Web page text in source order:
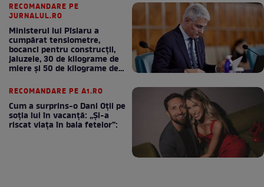
RECOMANDARE PE
JURNALUL.RO
Ministerul lui Pîslaru a
cumpărat tensiometre,
bocanci pentru construcții,
jaluzele, 30 de kilograme de
miere și 50 de kilograme de
RECOMANDARE PE A1.RO
Cum a surprins-o Dani Oțil pe
soția lui în vacanță: „Și-a
riscat viața în baia fetelor”: